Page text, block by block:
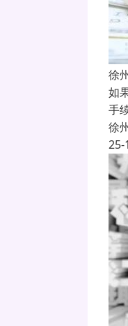
徐
如
手
徐
25-